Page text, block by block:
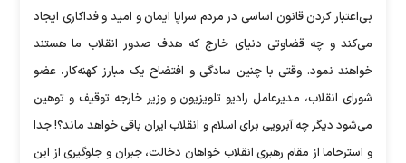
بی‌اعتبار کردن قانون اساسی در مردم سراپا ایمان و امید و فداکاری ایجاد
می‌کند و چه قضاوتی دنیای خارج که هدف صدور انقلاب ما هستند
خواهند نمود. وقتی با چنین سادگی و افتضاح یک مبارز کهنه‌کار، عضو
شورای انقلاب، مدیرعامل رادیو تلویزیون و وزیر خارجه توقیف و توهین
می‌شود دیگر چه آبرویی برای اسلام و انقلاب ایران باقی خواهد ماند؟! جدا
و استرحاما از مقام رهبری انقلاب خواهان دخالت، جبران و جلوگیری از این